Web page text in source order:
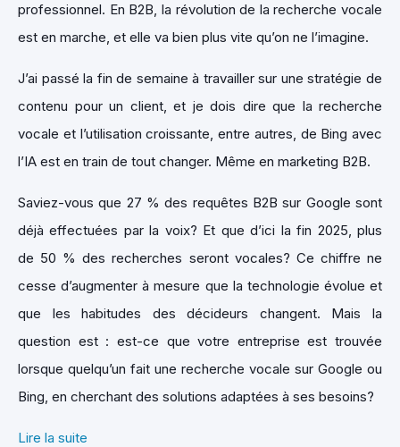
professionnel. En B2B, la révolution de la recherche vocale
est en marche, et elle va bien plus vite qu’on ne l’imagine.
J’ai passé la fin de semaine à travailler sur une stratégie de
contenu pour un client, et je dois dire que la recherche
vocale et l’utilisation croissante, entre autres, de Bing avec
l’IA est en train de tout changer. Même en marketing B2B.
Saviez-vous que 27 % des requêtes B2B sur Google sont
déjà effectuées par la voix? Et que d’ici la fin 2025, plus
de 50 % des recherches seront vocales? Ce chiffre ne
cesse d’augmenter à mesure que la technologie évolue et
que les habitudes des décideurs changent. Mais la
question est : est-ce que votre entreprise est trouvée
lorsque quelqu’un fait une recherche vocale sur Google ou
Bing, en cherchant des solutions adaptées à ses besoins?
Lire la suite